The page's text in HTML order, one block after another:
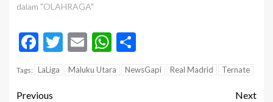
dalam "OLAHRAGA"
Facebook
Twitter
EmailWhatsApp
Tags: LaLiga Maluku Utara NewsGapi Real Madrid Ternate
Previous
Next